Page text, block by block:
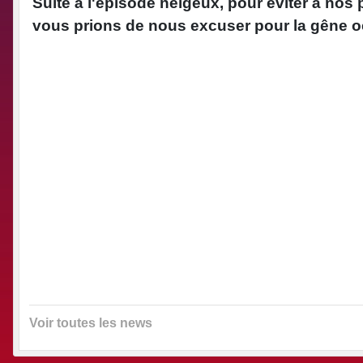
vous prions de nous excuser pour la gêne
Voir toutes les news